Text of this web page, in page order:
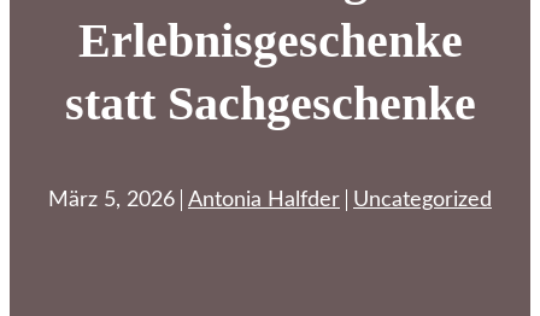
Erlebnisgeschenke
statt Sachgeschenke
März 5, 2026 Antonia Halfder Uncategorized